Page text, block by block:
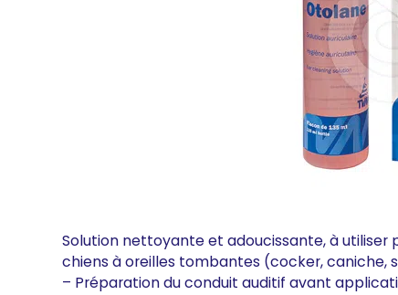
Solution nettoyante et adoucissante, à
chiens à oreilles tombantes (cocker, caniche,
– Préparation du conduit auditif avant